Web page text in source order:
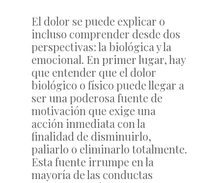
El dolor se puede explicar o
incluso comprender desde dos
perspectivas: la biológica y la
emocional. En primer lugar, hay
que entender que el dolor
biológico o físico puede llegar a
ser una poderosa fuente de
motivación que exige una
acción inmediata con la
finalidad de disminuirlo,
paliarlo o eliminarlo totalmente.
Esta fuente irrumpe en la
mayoría de las conductas